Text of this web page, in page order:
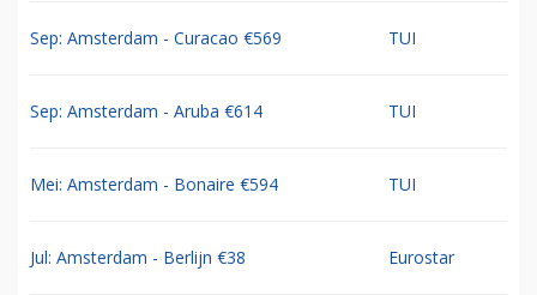
Sep: Amsterdam - Curacao €569 TUI
Sep: Amsterdam - Aruba €614 TUI
Mei: Amsterdam - Bonaire €594 TUI
Jul: Amsterdam - Berlijn €38 Eurostar